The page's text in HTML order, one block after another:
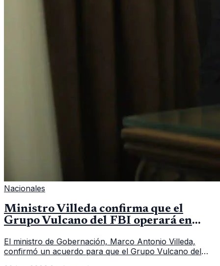
Nacionales
Ministro Villeda confirma que el
Grupo Vulcano del FBI operará en
El ministro de Gobernación, Marco Antonio Villeda,
confirmó un acuerdo para que el Grupo Vulcano del